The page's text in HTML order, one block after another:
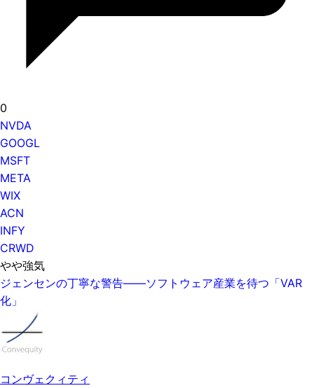
0
NVDA
GOOGL
MSFT
META
WIX
ACN
INFY
CRWD
やや強気
ジェンセンの丁寧な警告——ソフトウェア産業を待つ「VAR
化」
コンヴェクィティ